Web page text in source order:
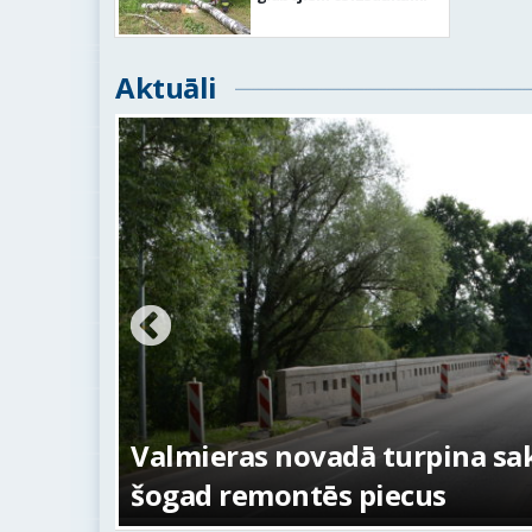
Aktuāli
Valmieras novadā turpina
šogad remontēs piecus